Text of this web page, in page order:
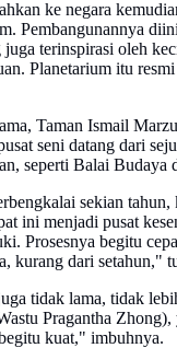
ke negara
Pembangunannya
terinspirasi oleh
Planetarium itu
Taman Ismail
seni datang dari
seperti Balai Budaya
sekian
ini menjadi pusat
Prosesnya begitu
kurang dari setahun,"
tidak lama, tidak
Pragantha Zhong),
kuat," imbuhnya.